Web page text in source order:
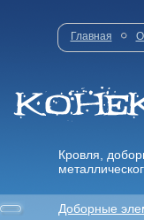
Главная О
Кровля,
Доборные